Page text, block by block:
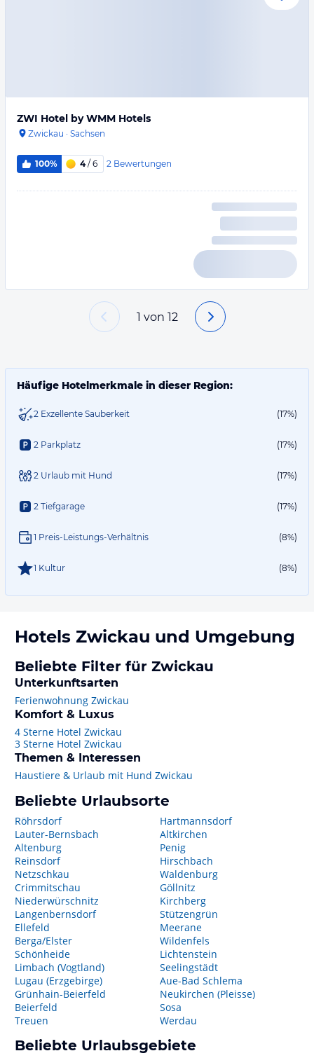
ZWI Hotel by WMM Hotels
Zwickau · Sachsen
100% 4/ 6 2 Bewertungen
1 von 12
Häufige Hotelmerkmale in dieser Region:
2 Exzellente Sauberkeit (17%)
2 Parkplatz (17%)
2 Urlaub mit Hund (17%)
2 Tiefgarage (17%)
1 Preis-Leistungs-Verhältnis (8%)
1 Kultur (8%)
Hotels Zwickau und Umgebung
Beliebte Filter für Zwickau
Unterkunftsarten
Ferienwohnung Zwickau
Komfort & Luxus
4 Sterne Hotel Zwickau
3 Sterne Hotel Zwickau
Themen & Interessen
Haustiere & Urlaub mit Hund Zwickau
Beliebte Urlaubsorte
Röhrsdorf
Lauter-Bernsbach
Altenburg
Reinsdorf
Netzschkau
Crimmitschau
Niederwürschnitz
Langenbernsdorf
Ellefeld
Berga/Elster
Schönheide
Limbach (Vogtland)
Lugau (Erzgebirge)
Grünhain-Beierfeld
Beierfeld
Treuen
Hartmannsdorf
Altkirchen
Penig
Hirschbach
Waldenburg
Göllnitz
Kirchberg
Stützengrün
Meerane
Wildenfels
Lichtenstein
Seelingstädt
Aue-Bad Schlema
Neukirchen (Pleisse)
Sosa
Werdau
Beliebte Urlaubsgebiete